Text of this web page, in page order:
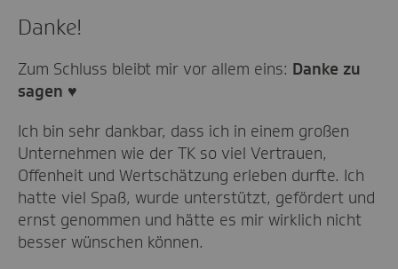
Danke!
Zum Schluss bleibt mir vor allem eins: Danke zu
sagen ♥
Ich bin sehr dankbar, dass ich in einem großen
Unternehmen wie der TK so viel Vertrauen,
Offenheit und Wertschätzung erleben durfte. Ich
hatte viel Spaß, wurde unterstützt, gefördert und
ernst genommen und hätte es mir wirklich nicht
besser wünschen können.